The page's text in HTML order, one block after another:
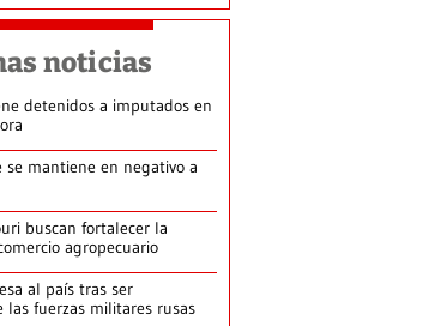
noticias
detenidos a imputados en
se mantiene en negativo a
buscan fortalecer la
agropecuario
al país tras ser
las fuerzas militares rusas